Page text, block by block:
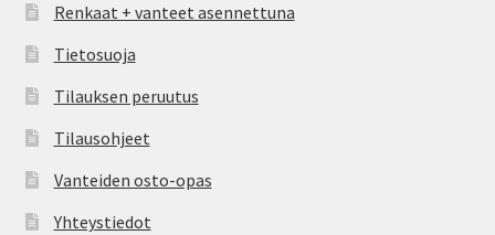
Renkaat + vanteet asennettuna
Tietosuoja
Tilauksen peruutus
Tilausohjeet
Vanteiden osto-opas
Yhteystiedot